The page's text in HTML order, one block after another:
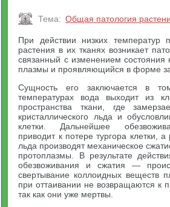
Тема: Общая патология
При действии низких температур
растения в их тканях возникает
связанный с изменением состояния
плазмы и проявляющийся в форме
Сущность его заключается в
температурах вода выходит из
пространства ткани, где
кристаллического льда и
клетки. Дальнейшее
приводит к потере тургора клетки,
льда производят механическое
протоплазмы. В результате
обезвоживания и сжатия —
свертывание коллоидных веществ
при оттаивании не возвращаются к
так как они уже мертвы.